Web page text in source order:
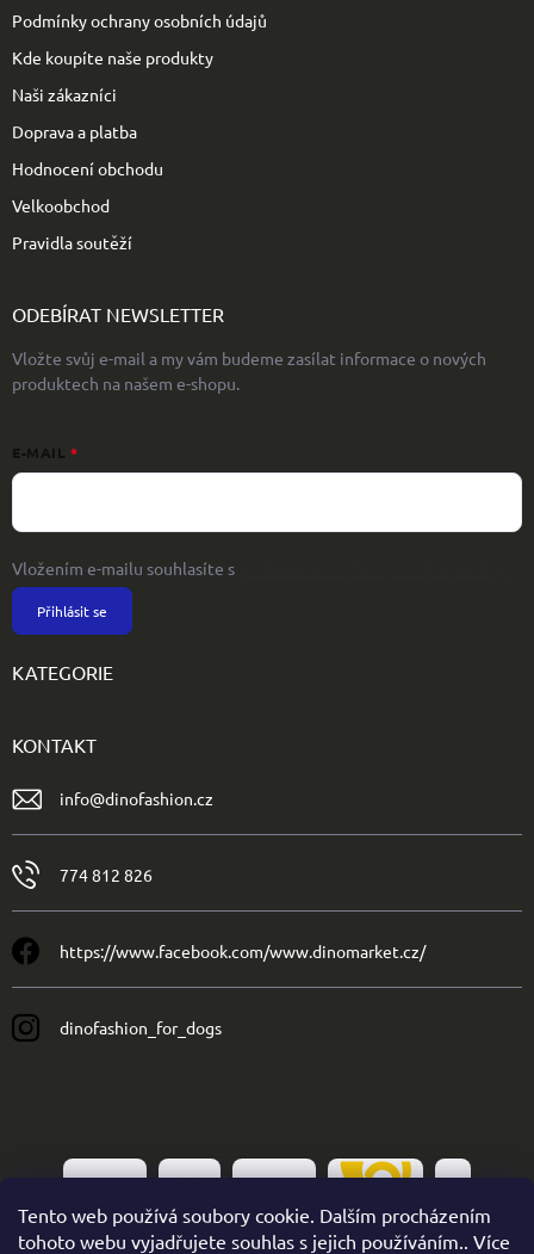
Tento web používá soubory cookie. Dalším procházením
tohoto webu vyjadřujete souhlas s jejich používáním.. Více
Podmínky ochrany osobních údajů
Kde koupíte naše produkty
Naši zákazníci
Doprava a platba
Hodnocení obchodu
Velkoobchod
Pravidla soutěží
ODEBÍRAT NEWSLETTER
Vložte svůj e-mail a my vám budeme zasílat informace o nových
produktech na našem e-shopu.
E-MAIL
Vložením e-mailu souhlasíte s
Přihlásit se
KATEGORIE
KONTAKT
info@dinofashion.cz
774 812 826
https://www.facebook.com/www.dinomarket.cz/
dinofashion_for_dogs